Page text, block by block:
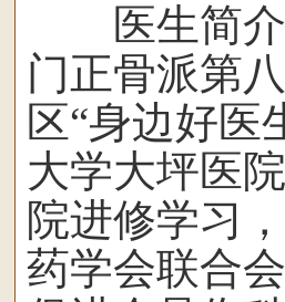
医生简介
门正骨派第
区“身边好医
大学大坪医
院进修学习
药学会联合